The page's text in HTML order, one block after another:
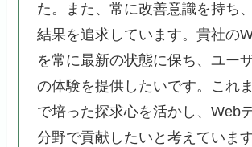
た。また、常に改善意識を持ち
結果を追求しています。貴社の
を常に最新の状態に保ち、ユー
の体験を提供したいです。これ
で培った探求心を活かし、Web
分野で貢献したいと考えています